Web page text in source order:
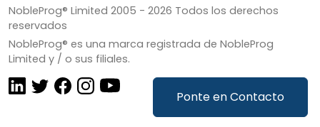
Ponte en Contacto
NobleProg® Limited 2005 - 2026 Todos los derechos
reservados
NobleProg® es una marca registrada de NobleProg
Limited y / o sus filiales.